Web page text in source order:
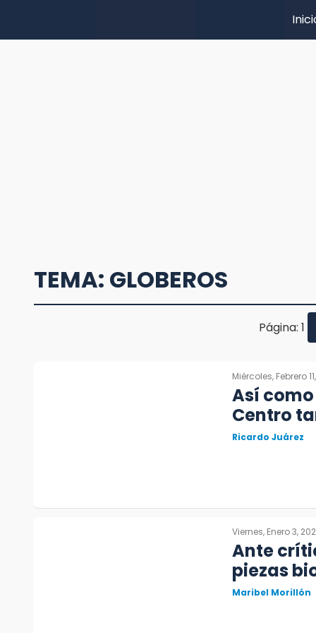
TEMA: GLOBEROS
Página: 1
Miércoles, Febrero
Así
Centro
Ricardo Juárez
Viernes, Enero 3,
Ante
piezas
Maribel Morillón